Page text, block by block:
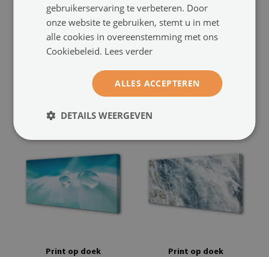
Print op doek
Drop gras macro (#och-
188179439)
maat vanaf: 100x50 cm
49.99 €
Foto op canvas
Kleurrijke fractals(#och-
maat vanaf: 100x50 cm
49.99 €
Print op doek
Print op doek
gebruikerservaring te verbeteren. Door
onze website te gebruiken, stemt u in met
alle cookies in overeenstemming met ons
Cookiebeleid. Lees verder
ALLES ACCEPTEREN
DETAILS WEERGEVEN